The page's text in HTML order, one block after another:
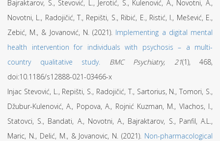
Bajraktarov, S., Stevović, L., Jerotić, S., Kulenović, A., Novotni, A.,
Novotni, L., Radojičić, T., Repišti, S., Ribić, E., Ristić, I., Mešević, E.,
Zebić, M., & Jovanović, N. (2021). Implementing a digital mental
health intervention for individuals with psychosis – a multi-
country qualitative study.
BMC Psychiatry, 21(1), 468,
doi:10.1186/s12888-021-03466-x
Injac Stevović, L., Repišti, S., Radojičić, T., Sartorius, N., Tomori, S.,
Džubur-Kulenović, A., Popova, A., Rojnić Kuzman, M., Vlachos, I.,
Statovci, S., Bandati, A., Novotni, A., Bajraktarov, S., Panfil, A.L.,
Maric, N., Delić, M., & Jovanovic, N. (2021). Non-pharmacological